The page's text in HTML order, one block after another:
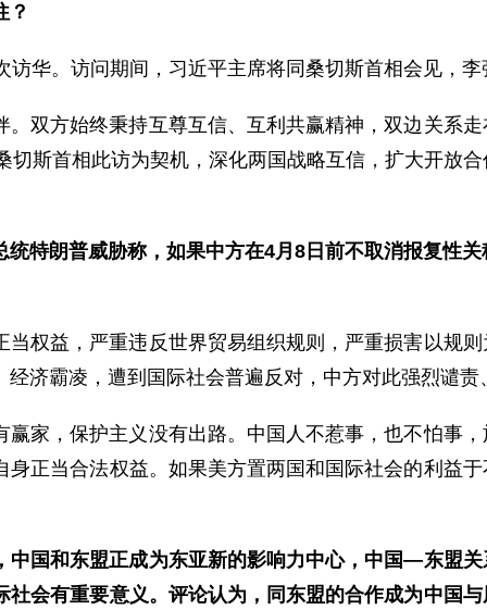
？
华。访问期间，习近平主席将同桑切斯首相会见，李
双方始终秉持互尊互信、互利共赢精神，双边关系
切斯首相此访为契机，深化两国战略互信，扩大开放
特朗普威胁称，如果中方在4月8日前不取消报复性
权益，严重违反世界贸易组织规则，严重损害以规
济霸凌，遭到国际社会普遍反对，中方对此强烈谴责
家，保护主义没有出路。中国人不惹事，也不怕事
正当合法权益。如果美方置两国和国际社会的利益
中国和东盟正成为东亚新的影响力中心，中国—东盟
会有重要意义。评论认为，同东盟的合作成为中国